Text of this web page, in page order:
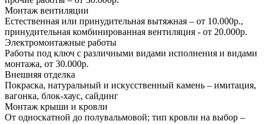
Монтаж вентиляции
Естественная или принудительная вытяжная – от 10.000р.,
принудительная комбинированная вентиляция - от 20.000р.
Электромонтажные работы
Работы под ключ с различными видами исполнения и видами
монтажа, от 30.000р.
Внешняя отделка
Покраска, натуральный и искусственный камень – имитация,
вагонка, блок-хаус, сайдинг
Монтаж крыши и кровли
От односкатной до полувальмовой; тип кровли на выбор –